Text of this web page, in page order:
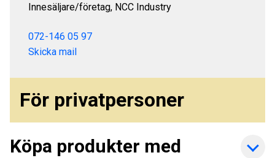
Innesäljare/företag, NCC Industry
072-146 05 97
Skicka mail
För privatpersoner
Köpa produkter med